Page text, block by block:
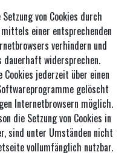
von Cookies durch
einer entsprechenden
verhindern und
dauerhaft widersprechen.
jederzeit über einen
gelöscht
Internetbrowsern möglich.
die Setzung von Cookies in
sind unter Umständen nicht
vollumfänglich nutzbar.